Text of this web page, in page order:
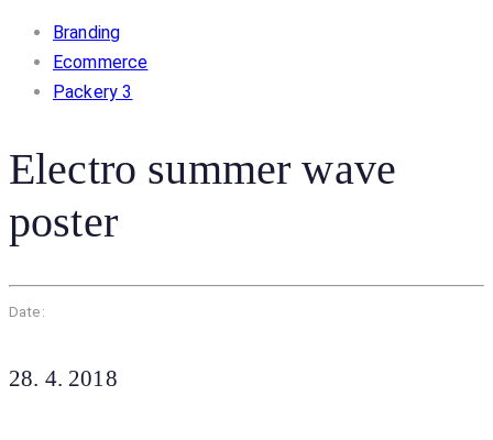
Skip
links
Skip
primary
Skip
to
Branding
Ecommerce
Packery 3
Electro summer wave
poster
Date:
28. 4. 2018